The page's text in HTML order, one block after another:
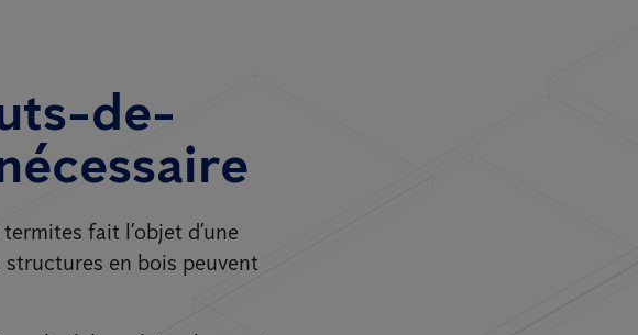
de-
fait l’objet d’une
en bois peuvent